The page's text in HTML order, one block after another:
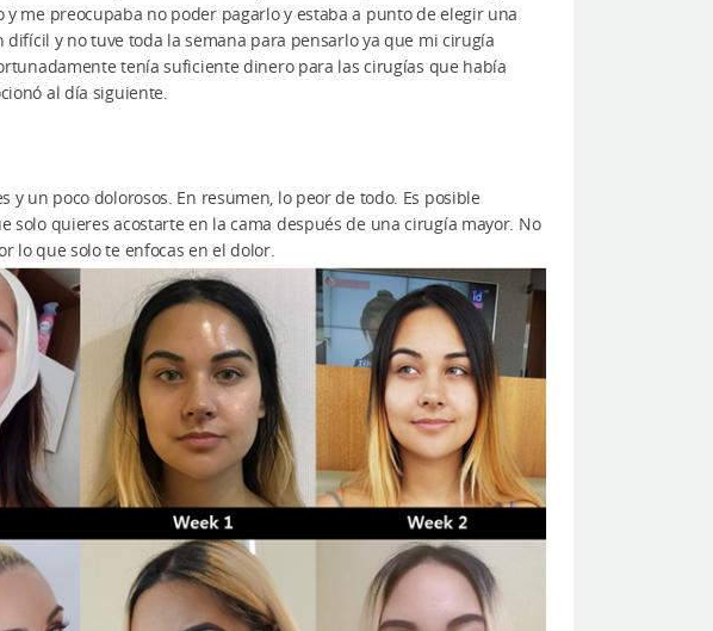
me preocupaba no poder pagarlo y estaba a punto de elegir una
y no tuve toda la semana para pensarlo ya que mi cirugía
tenía suficiente dinero para las cirugías que había
al día siguiente.
un poco dolorosos. En resumen, lo peor de todo. Es posible
quieres acostarte en la cama después de una cirugía mayor. No
lo que solo te enfocas en el dolor.